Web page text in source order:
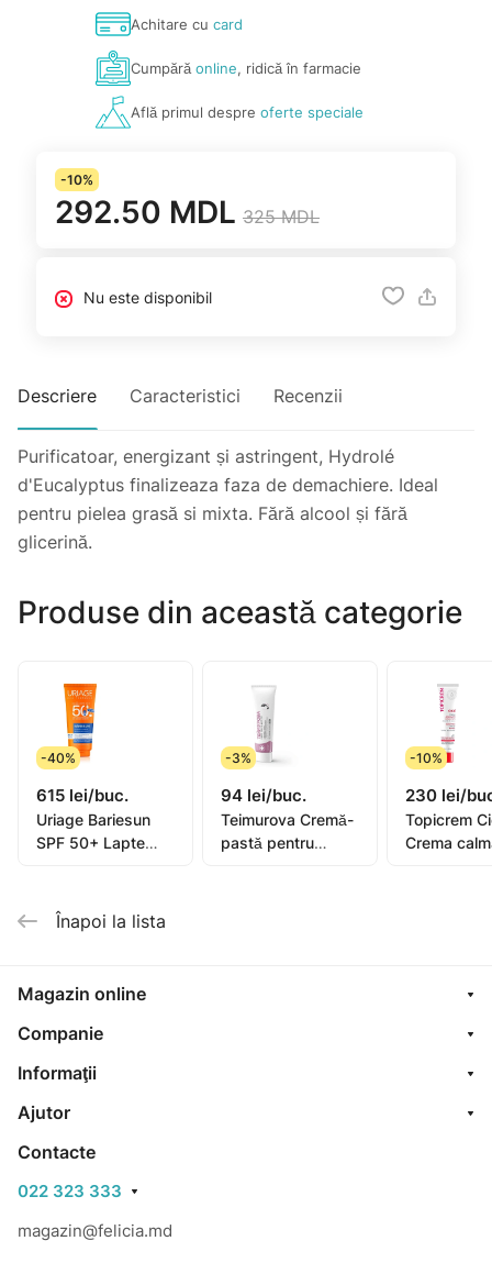
Achitare cu card
Cumpărăonline, ridică în farmacie
Află primul despre oferte speciale
-10%
292.50 MDL 325 MDL
Nu este disponibil
Descriere Caracteristici Recenzii
Purificatoar, energizant și astringent, Hydrolé
d'Eucalyptus finalizeaza faza de demachiere. Ideal
pentru pielea grasă si mixta. Fără alcool și fără
glicerină.
Produse din această categorie
-40%
615 lei/buc.
Uriage Bariesun
SPF 50+ Lapte
-3%
94 lei/buc.
Teimurova Cremă-
pastă pentru
-10%
230 lei/
Topicrem
Crema
Înapoi la lista
Magazin online
Companie
Informaţii
Ajutor
Contacte
022 323 333
magazin@felicia.md